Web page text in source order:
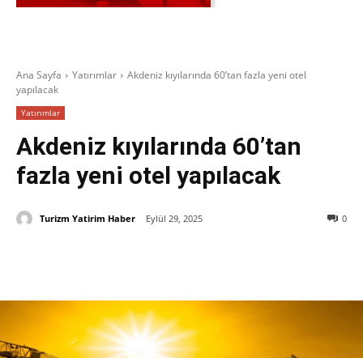
Ana Sayfa Yatırımlar
Akdeniz kıyılarında 60’tan fazla yeni otel
yapılacak
Yatırımlar
Akdeniz kıyılarında 60’tan
fazla yeni otel yapılacak
0
Turizm Yatirim Haber Eylül 29, 2025